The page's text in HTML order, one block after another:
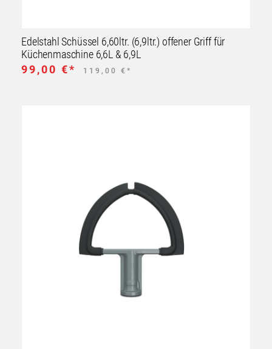
Edelstahl Schüssel 6,60ltr. (6,9ltr.) offener Griff für
Küchenmaschine 6,6L & 6,9L
99,00 €*
119,00 €*